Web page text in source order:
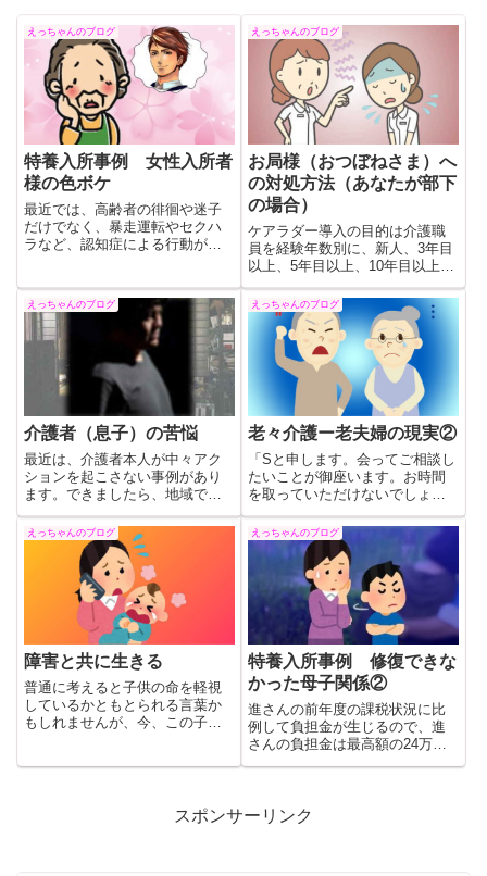
えっちゃんのブログ
特養入所事例 女性入所者
様の色ボケ
最近では、高齢者の徘徊や迷子
だけでなく、暴走運転やセクハ
ラなど、認知症による行動が社
問題になっているのはあまり知
られていない。介護的配慮が困
難な場合には、精神科の介入
（薬物投与）も重要かと思いま
えっちゃんのブログ
お局様（おつぼねさま）へ
の対処方法（あなたが部下
の場合）
ケアラダー導入の目的は介護職
員を経験年数別に、新人、3年目
以上、5年目以上、10年目以上で
4段階に分けて、現段階の自分の
知識や技術、今後期待される定
義と到達目標を設定し評価する
ものです。お局様にはかなり厳
しいものになるものと思いま
えっちゃんのブログ
介護者（息子）の苦悩
最近は、介護者本人が中々アク
ションを起こさない事例があり
ます。できましたら、地域でそ
のような方を見かけられた場
合、地域包括支援センターにご
一報いただくことで、事件・事
故を1件でも減らすことができる
のではないかと思います。
えっちゃんのブログ
老々介護ー老夫婦の現実②
「Sと申します。会ってご相談し
たいことが御座います。お時間
を取っていただけないでしょう
か？」とても上品な奥様だった
ので印象に残っており、翌日に
お会いする約束をして電話を切
った。数か月後、Sさんの夫は老
人ホームに入所しました。Sさん
が夫と面会したのは亡くなられ
た後でした。
えっちゃんのブログ
障害と共に生きる
普通に考えると子供の命を軽視
しているかともとられる言葉か
もしれませんが、今、この子が
状況を身近に見てきたからこそ
言える言葉だと思いました。
えっちゃんのブログ
特養入所事例 修復できな
かった母子関係②
進さんの前年度の課税状況に比
例して負担金が生じるので、進
さんの負担金は最高額の24万円
た。進さんは孝子さんのために
スポンサーリンク